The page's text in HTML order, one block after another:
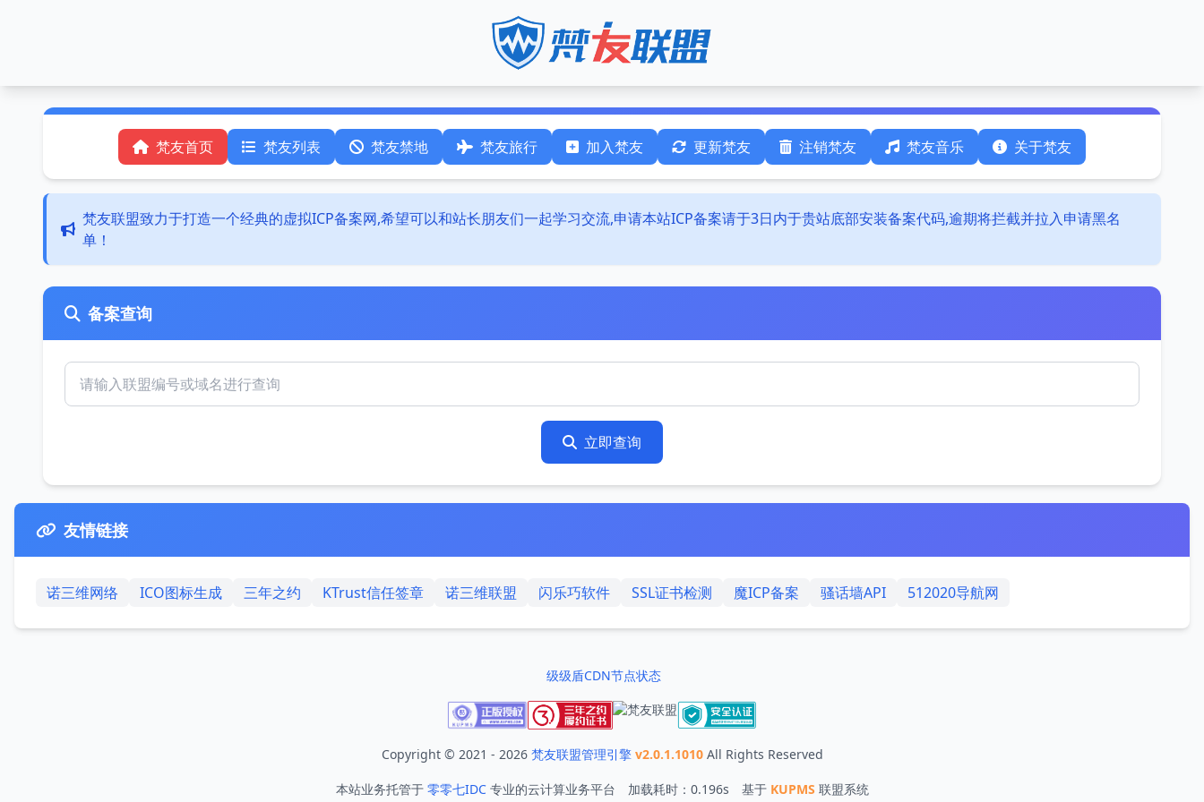
梵友首页 梵友列表 梵友禁地 梵友旅行 加入梵友 更新梵友 注销梵友 梵友音乐 关于梵友
梵友联盟致力于打造一个经典的虚拟ICP备案网,希望可以和站长朋友们一起学习交流,申请本站ICP备案请于3日内于贵站底部安装备案代码,逾期将拦截并拉入申请黑名
单！
备案查询
立即查询
友情链接
诺三维网络 ICO图标生成 三年之约 KTrust信任签章 诺三维联盟 闪乐巧软件 SSL证书检测 魔ICP备案 骚话墙API 512020导航网
级级盾CDN节点状态
Copyright © 2021 - 2026 梵友联盟管理引擎 v2.0.1.1010All Rights Reserved
本站业务托管于 零零七IDC 专业的云计算业务平台 加载耗时：0.196s 基于 KUPMS 联盟系统